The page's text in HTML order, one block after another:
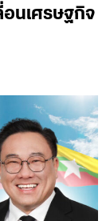
นเศรษฐกิจ